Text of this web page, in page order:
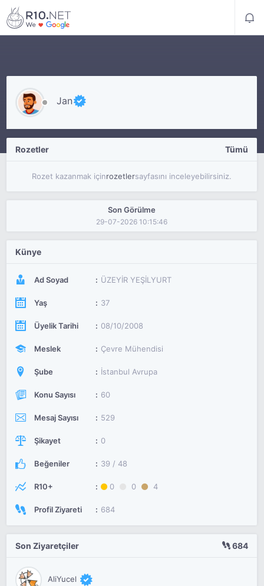
Jan
Rozetler Tümü
Rozet kazanmak içinrozetlersayfasını inceleyebilirsiniz.
Son Görülme
29-07-2026 10:15:46
Künye
Ad Soyad ÜZEYİR YEŞİLYURT
Yaş 37
Üyelik Tarihi 08/10/2008
Meslek Çevre Mühendisi
Şube İstanbul Avrupa
Konu Sayısı 60
Mesaj Sayısı 529
Şikayet 0
Beğeniler 39 / 48
R10+ 0 0 4
Profil Ziyareti 684
Son Ziyaretçiler 684
AliYucel